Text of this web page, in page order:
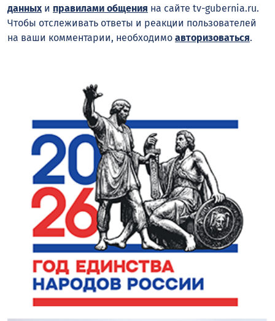
данныхи правилами общения на сайте tv-gubernia.ru.
Чтобы отслеживать ответы и реакции пользователей
на ваши комментарии, необходимо авторизоваться.